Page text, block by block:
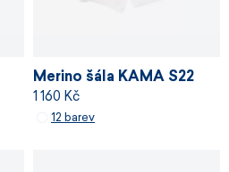
Merino šála KAMA S22
1 160 Kč
12 barev